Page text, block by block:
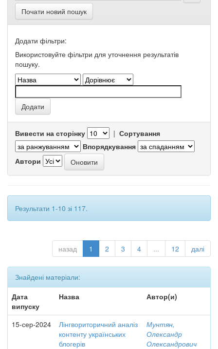
Почати новий пошук
Додати фільтри:
Використовуйте фільтри для уточнення результатів
пошуку.
Вивести на сторінку | Сортування
Впорядкування
Автори
Результати 1-10 зі 117.
назад 1 2 3 4 ... 12 далі
Знайдені матеріали:
Дата
випуску
Назва Автор(и)
15-сер-2024
Лінгвориторичний аналіз
контенту українських
блогерів
Мунтян,
Олександр
Олександрович